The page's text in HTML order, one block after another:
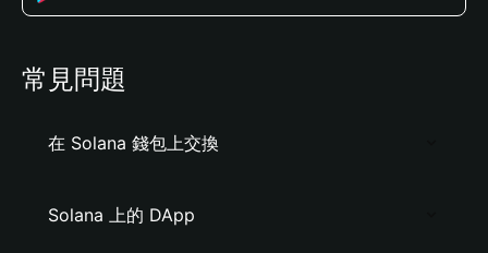
常見問題
在 Solana 錢包上交換
Solana 上的 DApp